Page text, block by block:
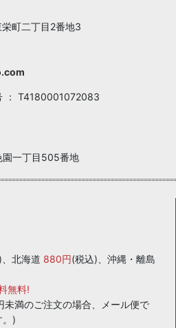
町二丁目2番地3
： T4180001072083
一丁目505番地
北海道 880円(税込)、沖縄・離島
無料!
満のご注文の場合、メール便で
。)